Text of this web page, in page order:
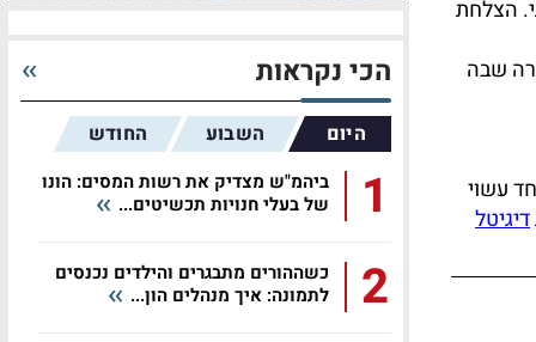
הצלחת
שבה
עשוי
דיגיטל
הכי נקראות
היום השבוע החודש
1
ביהמ"ש מצדיק את רשות המסים: הונו
של בעלי חנויות תכשיטים...
2
כשההורים מתבגרים והילדים נכנסים
לתמונה: איך מנהלים הון...